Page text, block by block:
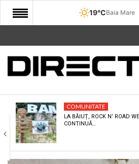
19°CBaia Mare
START
COMUNITATE
CULTURA
ECONOMIE
SANATATE
COMUNITATE
LA BĂIUȚ, ROCK N’ ROAD
CONTINUĂ…